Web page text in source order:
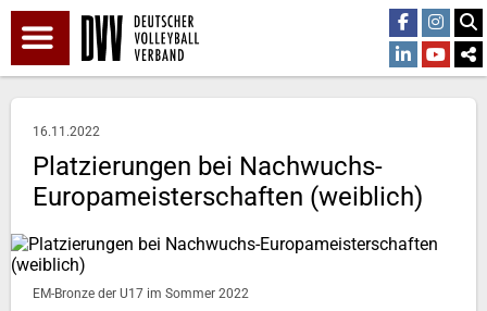
16.11.2022
Platzierungen bei Nachwuchs-
Europameisterschaften (weiblich)
EM-Bronze der U17 im Sommer 2022